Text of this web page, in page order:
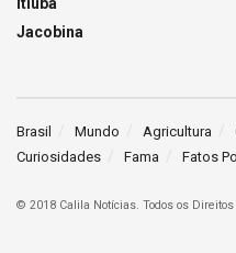
Jacobina
Brasil Mundo Agricultura
Curiosidades
Fama Fatos
© 2018 Calila Notícias. Todos os Direitos